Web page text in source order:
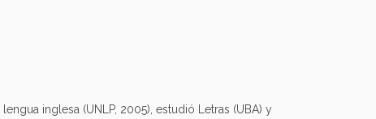
inglesa (UNLP, 2005), estudió Letras (UBA) y